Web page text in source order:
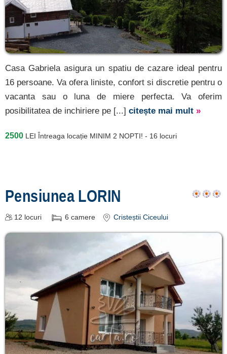
Casa Gabriela asigura un spatiu de cazare ideal pentru
16 persoane. Va ofera liniste, confort si discretie pentru o
vacanta sau o luna de miere perfecta. Va oferim
posibilitatea de inchiriere pe [...] citește mai mult »
2500 LEI Întreaga locație MINIM 2 NOPTI! - 16 locuri
Pensiunea LORIN
12 locuri 6 camere Cristeștii Ciceului